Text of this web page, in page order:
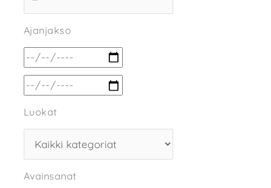
Ajanjakso
Luokat
Avainsanat